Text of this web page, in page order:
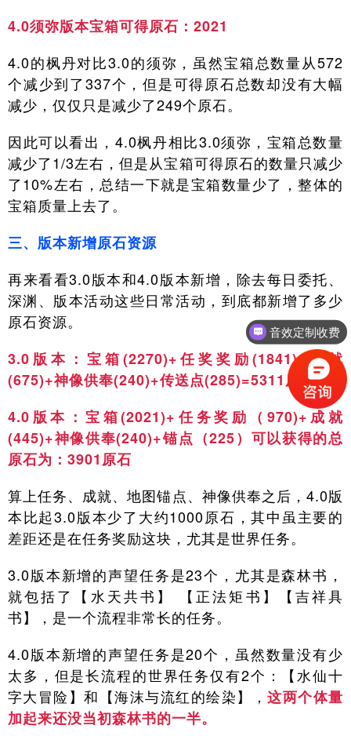
4.0须弥版本宝箱可得原石：2021
4.0的枫丹对比3.0的须弥，虽然宝箱总数量从572
个减少到了337个，但是可得原石总数却没有大幅
减少，仅仅只是减少了249个原石。
因此可以看出，4.0枫丹相比3.0须弥，宝箱总数量
减少了1/3左右，但是从宝箱可得原石的数量只减少
了10%左右，总结一下就是宝箱数量少了，整体的
宝箱质量上去了。
三、版本新增原石资源
再来看看3.0版本和4.0版本新增，除去每日委托、
深渊、版本活动这些日常活动，到底都新增了多少
原石资源。
3.0版本：宝箱(2270)+任奖奖励(1841)+成就
(675)+神像供奉(240)+传送点(285)=5311原石
4.0版本：宝箱(2021)+任务奖励（970)+成就
(445)+神像供奉(240)+锚点（225）可以获得的总
原石为：3901原石
算上任务、成就、地图锚点、神像供奉之后，4.0版
本比起3.0版本少了大约1000原石，其中虽主要的
差距还是在任务奖励这块，尤其是世界任务。
3.0版本新增的声望任务是23个，尤其是森林书，
就包括了【水天共书】 【正法矩书】【吉祥具
书】，是一个流程非常长的任务。
4.0版本新增的声望任务是20个，虽然数量没有少
太多，但是长流程的世界任务仅有2个：【水仙十
字大冒险】和【海沫与流红的绘染】，这两个体量
加起来还没当初森林书的一半。
音效定制收费